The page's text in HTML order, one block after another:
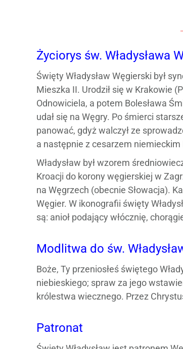
Życiorys św. Władysława
Święty Władysław Węgierski był
Mieszka II. Urodził się w Krakowie
Odnowiciela, a potem Bolesława
udał się na Węgry. Po śmierci
panować, gdyż walczył ze
a następnie z cesarzem niemieckim
Władysław był wzorem
Kroacji do korony węgierskiej w
na Węgrzech (obecnie Słowacja).
Węgier. W ikonografii święty
są: anioł podający włócznię,
Modlitwa do św.
Boże, Ty przeniosłeś świętego
niebieskiego; spraw za jego
królestwa wiecznego. Przez
Patronat